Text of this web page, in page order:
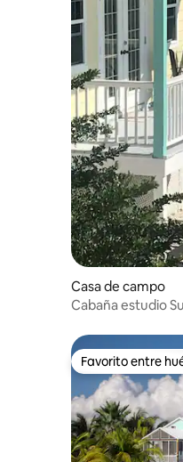
Casa de campo
Cabaña estudio
Favorito entre
Favorito entre